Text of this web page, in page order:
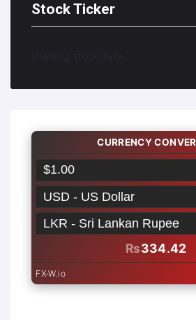
Stock Ticker
Loading stock data...